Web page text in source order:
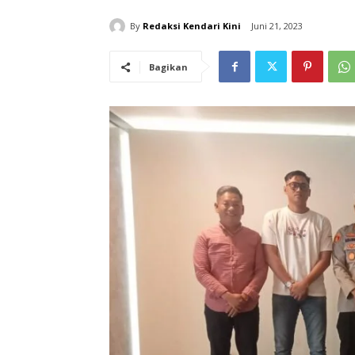
By Redaksi Kendari Kini Juni 21, 2023
Bagikan